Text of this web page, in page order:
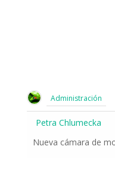
Administración
Petra Chlumecka
Nueva cámara de